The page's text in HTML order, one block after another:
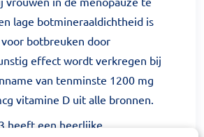
lage botmineraaldichtheid is
botbreuken door
effect wordt verkregen bij
van tenminste 1200 mg
vitamine D uit alle bronnen.
heeft een heerlijke